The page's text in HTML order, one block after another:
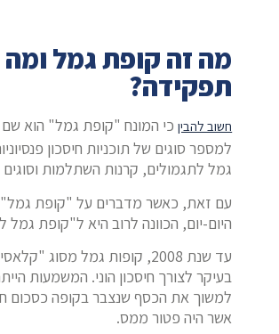
מה זה קופת גמל ומה
תפקידה?
חשוב להביןכי המונח "קופת גמל" הוא שם
למספר סוגים של תוכניות חיסכון
גמל לתגמולים, קרנות השתלמות וסוגים
עם זאת, כאשר מדברים על "קופת גמל"
היום-יום, הכוונה לרוב היא ל"קופת גמל
עד שנת 2008, קופות גמל מסוג
בעיקר לצורך חיסכון הוני. המשמעות
למשוך את הכסף שנצבר בקופה כסכום
אשר היה פטור ממס.